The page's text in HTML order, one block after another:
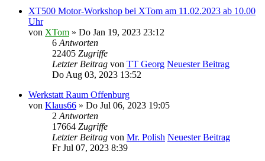
XT500 Motor-Workshop bei XTom am 11.02.2023 ab 10.00
Uhr
von XTom » Do Jan 19, 2023 23:12
6 Antworten
22405 Zugriffe
Letzter Beitrag von TT Georg Neuester Beitrag
Do Aug 03, 2023 13:52
Werkstatt Raum Offenburg
von Klaus66 » Do Jul 06, 2023 19:05
2 Antworten
17664 Zugriffe
Letzter Beitrag von Mr. Polish Neuester Beitrag
Fr Jul 07, 2023 8:39